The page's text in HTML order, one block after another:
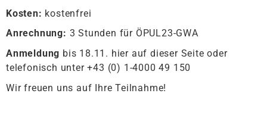
Kosten: kostenfrei
Anrechnung: 3 Stunden für ÖPUL23-GWA
Anmeldung bis 18.11. hier auf dieser Seite oder
telefonisch unter +43 (0) 1-4000 49 150
Wir freuen uns auf Ihre Teilnahme!